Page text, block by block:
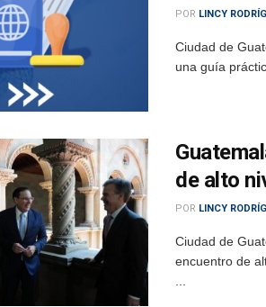
POR LINCY
Ciudad de
una guía
de alto
POR LINCY
Ciudad de
encuentro de
...